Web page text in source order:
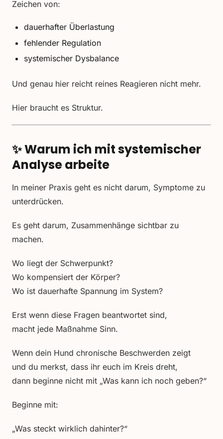
Zeichen von:
dauerhafter Überlastung
fehlender Regulation
systemischer Dysbalance
Und genau hier reicht reines Reagieren nicht mehr.
Hier braucht es Struktur.
✨ Warum ich mit systemischer
Analyse arbeite
In meiner Praxis geht es nicht darum, Symptome zu
unterdrücken.
Es geht darum, Zusammenhänge sichtbar zu
machen.
Wo liegt der Schwerpunkt?
Wo kompensiert der Körper?
Wo ist dauerhafte Spannung im System?
Erst wenn diese Fragen beantwortet sind,
macht jede Maßnahme Sinn.
Wenn dein Hund chronische Beschwerden zeigt
und du merkst, dass ihr euch im Kreis dreht,
dann beginne nicht mit „Was kann ich noch geben?“
Beginne mit:
„Was steckt wirklich dahinter?“